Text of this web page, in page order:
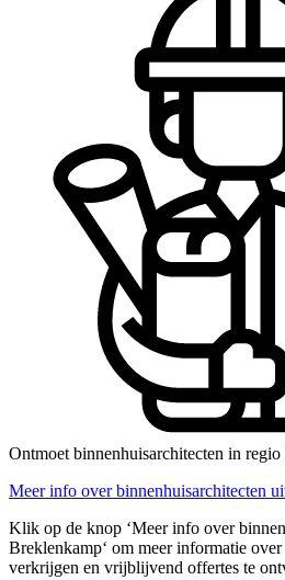
Ontmoet binnenhuisarchitecten in
Meer info over binnenhuisarchitecten
Klik op de knop ‘Meer info over
Breklenkamp‘ om meer informatie
verkrijgen en vrijblijvend offertes te